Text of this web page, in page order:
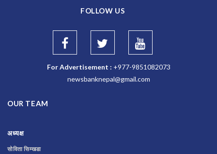
FOLLOW US
For Advertisement : +977-9851082073
newsbanknepal@gmail.com
OUR TEAM
अध्यक्ष
सोविता सिम्खडा